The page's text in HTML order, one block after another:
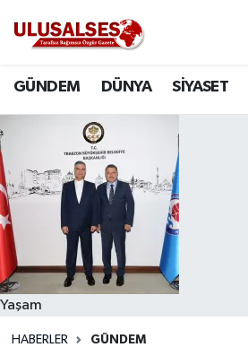
GÜNDEM DÜNYA SİYASET
Yaşam
HABERLER GÜNDEM
DÜNYA
SİYASET
EKONOMİ
EĞİTİM
SAĞLIK
MAGAZİN
Trafik Durumu
Süper Lig Puan Durumu ve
Tüm Manşetler
Son Dakika Haberleri
Haber Arşivi